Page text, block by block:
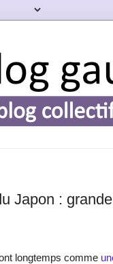
Japon :
longtemps comme